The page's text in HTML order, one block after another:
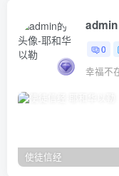
admin
0
使徒信经